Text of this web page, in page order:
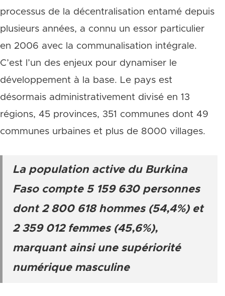
processus de la décentralisation entamé depuis
plusieurs années, a connu un essor particulier
en 2006 avec la communalisation intégrale.
C’est l’un des enjeux pour dynamiser le
développement à la base. Le pays est
désormais administrativement divisé en 13
régions, 45 provinces, 351 communes dont 49
communes urbaines et plus de 8000 villages.
La population active du Burkina
Faso compte 5 159 630 personnes
dont 2 800 618 hommes (54,4%) et
2 359 012 femmes (45,6%),
marquant ainsi une supériorité
numérique masculine